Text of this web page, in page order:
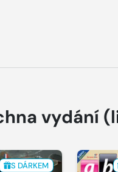
vydání
S DÁRKEM